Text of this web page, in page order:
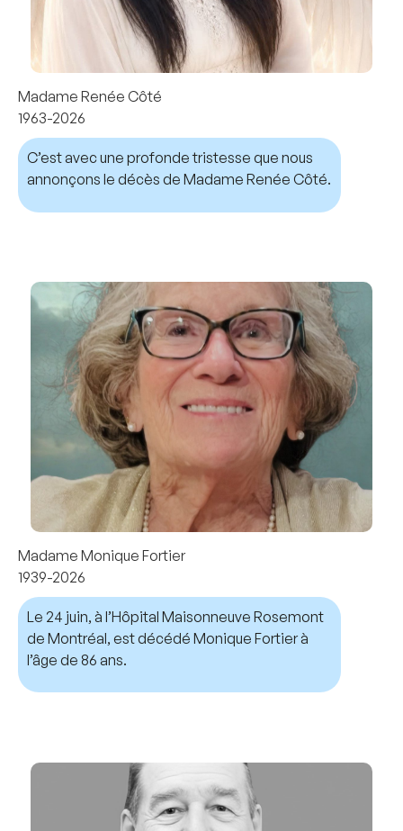
Madame Renée Côté
1963-2026
C’est avec une profonde tristesse que nous
annonçons le décès de Madame Renée Côté.
Madame Monique Fortier
1939-2026
Le 24 juin, à l’Hôpital Maisonneuve Rosemont
de Montréal, est décédé Monique Fortier à
l’âge de 86 ans.